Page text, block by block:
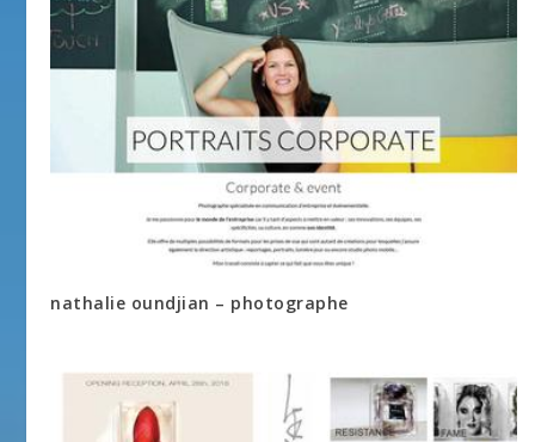
nathalie oundjian – photographe